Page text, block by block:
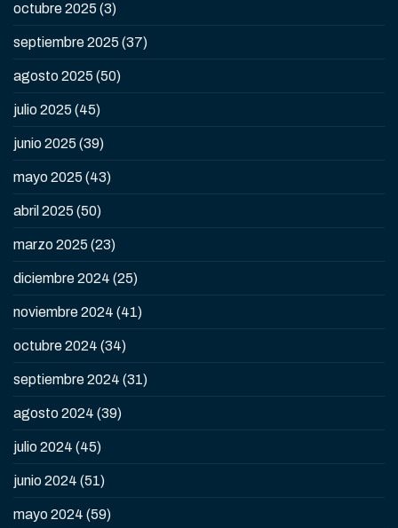
octubre 2025 (3)
septiembre 2025 (37)
agosto 2025 (50)
julio 2025 (45)
junio 2025 (39)
mayo 2025 (43)
abril 2025 (50)
marzo 2025 (23)
diciembre 2024 (25)
noviembre 2024 (41)
octubre 2024 (34)
septiembre 2024 (31)
agosto 2024 (39)
julio 2024 (45)
junio 2024 (51)
mayo 2024 (59)